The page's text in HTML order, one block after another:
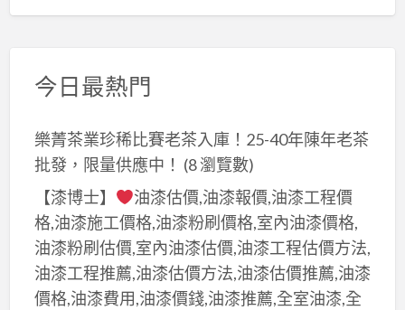
今日最熱門
樂菁茶業珍稀比賽老茶入庫！25-40年陳年老茶
批發，限量供應中！ (8 瀏覽數)
【漆博士】
油漆估價,油漆報價,油漆工程價
格,油漆施工價格,油漆粉刷價格,室內油漆價格,
油漆粉刷估價,室內油漆估價,油漆工程估價方法,
油漆工程推薦,油漆估價方法,油漆估價推薦,油漆
價格,油漆費用,油漆價錢,油漆推薦,全室油漆,全